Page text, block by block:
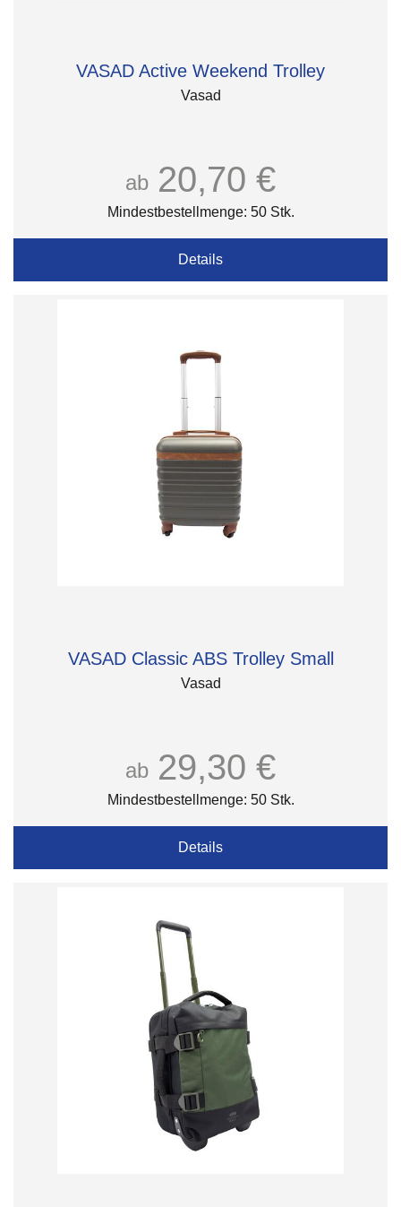
VASAD Active Weekend Trolley
Vasad
ab 20,70 €
Mindestbestellmenge: 50 Stk.
Details
VASAD Classic ABS Trolley Small
Vasad
ab 29,30 €
Mindestbestellmenge: 50 Stk.
Details